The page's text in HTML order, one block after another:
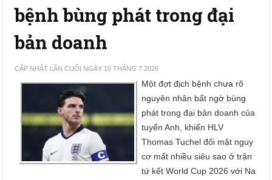
bệnh bùng phát trong đại
bản doanh
CẬP NHẬT LẦN CUỐI NGÀY 10 THÁNG 7 2026
Một đợt địch bệnh chưa rõ
nguyên nhân bất ngờ bùng
phát trong đại bản doanh của
tuyển Anh, khiến HLV
Thomas Tuchel đối mặt nguy
cơ mất nhiều siêu sao ở trận
tứ kết World Cup 2026 với Na